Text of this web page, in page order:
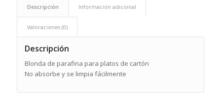
Descripción Información adicional
Valoraciones (0)
Descripción
Blonda de parafina para platos de cartón
No absorbe y se limpia fácilmente